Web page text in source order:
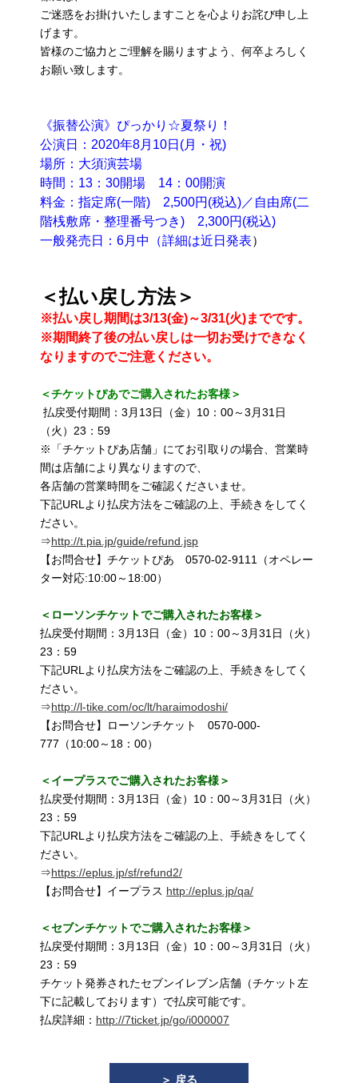
ご迷惑をお掛けいたしますことを心よりお詫び申し上
げます。
皆様のご協力とご理解を賜りますよう、何卒よろしく
お願い致します。
《振替公演》ぴっかり☆夏祭り！
公演日：2020年8月10日(月・祝)
場所：大須演芸場
時間：13：30開場 14：00開演
料金：指定席(一階) 2,500円(税込)／自由席(二
階桟敷席・整理番号つき) 2,300円(税込)
一般発売日：6月中（詳細は近日発表）
＜払い戻し方法＞
※払い戻し期間は3/13(金)～3/31(火)までです。
※期間終了後の払い戻しは一切お受けできなく
なりますのでご注意ください。
＜チケットぴあでご購入されたお客様＞
払戻受付期間：3月13日（金）10：00～3月31日
（火）23：59
※「チケットぴあ店舗」にてお引取りの場合、営業時
間は店舗により異なりますので、
各店舗の営業時間をご確認くださいませ。
下記URLより払戻方法をご確認の上、手続きをしてく
ださい。
⇒http://t.pia.jp/guide/refund.jsp
【お問合せ】チケットぴあ 0570-02-9111（オペレー
ター対応:10:00～18:00）
＜ローソンチケットでご購入されたお客様＞
払戻受付期間：3月13日（金）10：00～3月31日（火）
23：59
下記URLより払戻方法をご確認の上、手続きをしてく
ださい。
⇒http://l-tike.com/oc/lt/haraimodoshi/
【お問合せ】ローソンチケット 0570-000-
777（10:00～18：00）
＜イープラスでご購入されたお客様＞
払戻受付期間：3月13日（金）10：00～3月31日（火）
23：59
下記URLより払戻方法をご確認の上、手続きをしてく
ださい。
⇒https://eplus.jp/sf/refund2/
【お問合せ】イープラス http://eplus.jp/qa/
＜セブンチケットでご購入されたお客様＞
払戻受付期間：3月13日（金）10：00～3月31日（火）
23：59
チケット発券されたセブンイレブン店舗（チケット左
下に記載しております）で払戻可能です。
払戻詳細： http://7ticket.jp/go/i000007
＞ 戻る